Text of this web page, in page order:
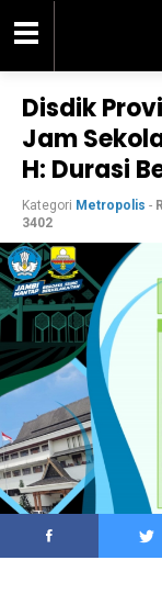
Disdik
Jam
H: Durasi
Kategori Metropolis -
3402